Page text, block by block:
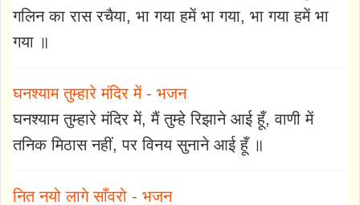
गलिन का रास रचैया, भा गया हमें भा गया, भा गया हमें भा
गया ॥
घनश्याम तुम्हारे मंदिर में - भजन
घनश्याम तुम्हारे मंदिर में, मैं तुम्हे रिझाने आई हूँ, वाणी में
तनिक मिठास नहीं, पर विनय सुनाने आई हूँ ॥
नित नयो लागे साँवरो - भजन